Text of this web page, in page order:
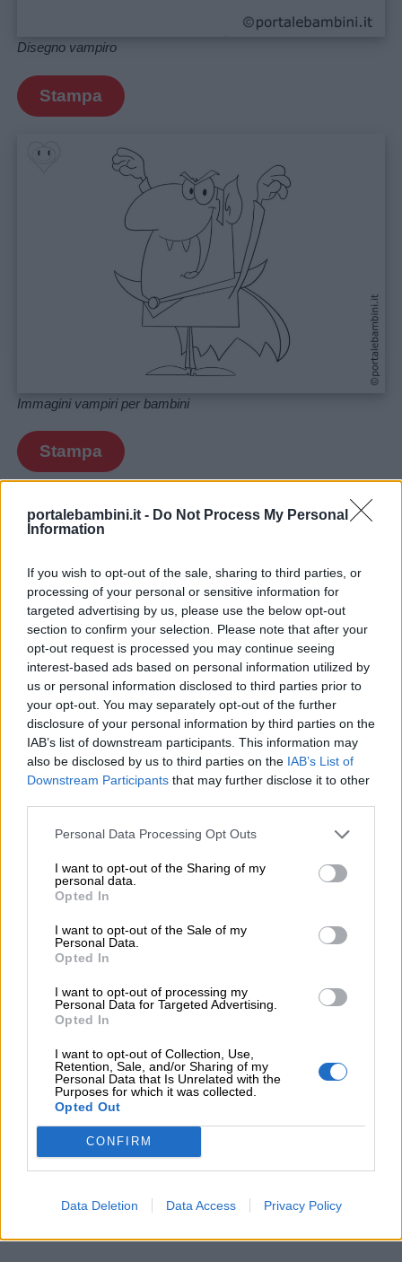
portalebambini.it - Do Not Process My Personal
Information
If you wish to opt-out of the sale, sharing to third parties, or
processing of your personal or sensitive information for
targeted advertising by us, please use the below opt-out
section to confirm your selection. Please note that after your
opt-out request is processed you may continue seeing
interest-based ads based on personal information utilized by
us or personal information disclosed to third parties prior to
your opt-out. You may separately opt-out of the further
disclosure of your personal information by third parties on the
IAB’s list of downstream participants. This information may
also be disclosed by us to third parties on the IAB’s List of
Downstream Participants that may further disclose it to other
Personal Data Processing Opt Outs
I want to opt-out of the Sharing of my
personal data.
Opted In
I want to opt-out of the Sale of my
Personal Data.
Opted In
I want to opt-out of processing my
Personal Data for Targeted Advertising.
Opted In
I want to opt-out of Collection, Use,
Retention, Sale, and/or Sharing of my
Personal Data that Is Unrelated with the
Purposes for which it was collected.
Opted Out
CONFIRM
Data Deletion Data Access Privacy Policy
Disegno vampiro
Stampa
Immagini vampiri per bambini
Stampa
Immagini vampiri per bambini
Stampa
Immagini vampiri per bambini
Stampa